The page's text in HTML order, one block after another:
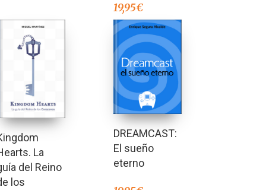
19,95€
La
del Reino
los
DREAMCAST:
El sueño
eterno